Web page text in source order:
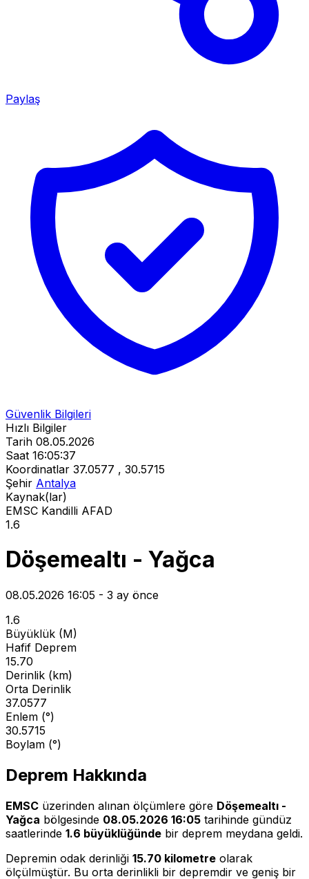
Paylaş
Güvenlik Bilgileri
Hızlı Bilgiler
Tarih 08.05.2026
Saat 16:05:37
Koordinatlar 37.0577 , 30.5715
Şehir Antalya
Kaynak(lar)
EMSC Kandilli AFAD
1.6
Döşemealtı - Yağca
08.05.2026 16:05 - 3 ay önce
1.6
Büyüklük (M)
Hafif Deprem
15.70
Derinlik (km)
Orta Derinlik
37.0577
Enlem (°)
30.5715
Boylam (°)
Deprem Hakkında
EMSC üzerinden alınan ölçümlere göre Döşemealtı -
Yağca bölgesinde 08.05.2026 16:05 tarihinde gündüz
saatlerinde 1.6 büyüklüğünde bir deprem meydana geldi.
Depremin odak derinliği 15.70 kilometre olarak
ölçülmüştür. Bu orta derinlikli bir depremdir ve geniş bir